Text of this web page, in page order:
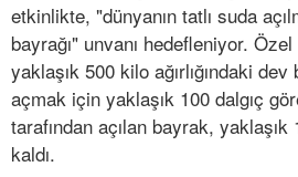
etkinlikte, "dünyanın tatlı suda
bayrağı" unvanı hedefleniyor.
yaklaşık 500 kilo ağırlığındaki dev
açmak için yaklaşık 100 dalgıç
tarafından açılan bayrak,
kaldı.